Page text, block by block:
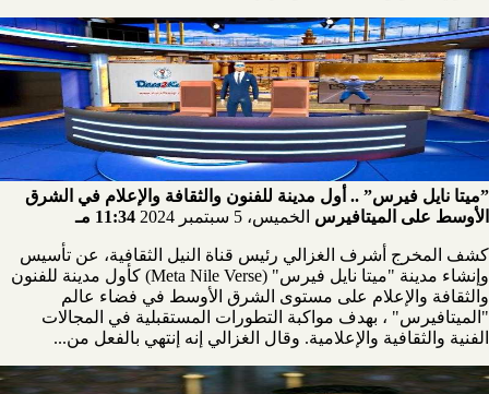
”ميتا نايل فيرس” .. أول مدينة للفنون والثقافة والإعلام في الشرق
الأوسط على الميتافيرس الخميس، 5 سبتمبر 2024 11:34 مـ
كشف المخرج أشرف الغزالي رئيس قناة النيل الثقافية، عن تأسيس
وإنشاء مدينة "ميتا نايل فيرس" (Meta Nile Verse) كأول مدينة للفنون
والثقافة والإعلام على مستوى الشرق الأوسط في فضاء عالم
"الميتافيرس" ، بهدف مواكبة التطورات المستقبلية في المجالات
الفنية والثقافية والإعلامية. وقال الغزالي إنه إنتهي بالفعل من...